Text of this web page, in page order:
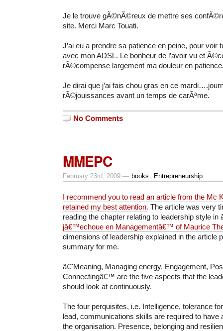
Je le trouve gÃ©nÃ©reux de mettre ses
site. Merci Marc Touati.
J’ai eu a prendre sa patience en peine, pour
avec mon ADSL. Le bonheur de l’avoir vu et
rÃ©compense largement ma douleur en
Je dirai que j’ai fais chou gras en ce
rÃ©jouissances avant un temps de carÃªme.
No Comments
MMEPC
February 23rd, 2009 — books Entrepreneurship
I recommend you to read an article from the Mc
retained my best attention. The article was very
reading the chapter relating to leadership style in
jâ€™echoue en Managementâ€™ of Maurice
dimensions of leadership explained in the article
summary for me.
â€˜Meaning, Managing energy, Engagement,
Connectingâ€™ are the five aspects that the
should look at continuously.
The four perquisites, i.e. Intelligence, tolerance
lead, communications skills are required to have
the organisation. Presence, belonging and